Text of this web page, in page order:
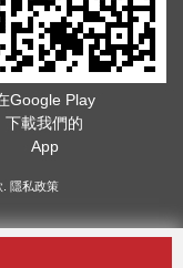
Google Play
下載我們的
App
隱私政策